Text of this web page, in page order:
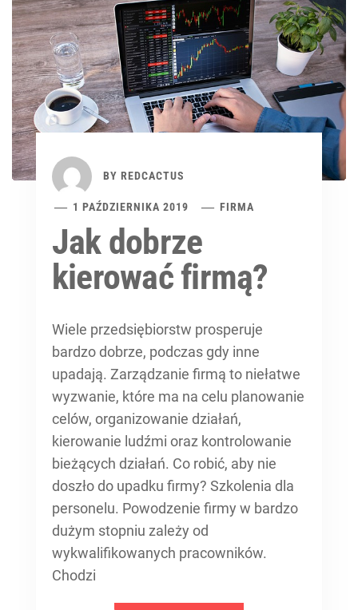
BY REDCACTUS
1 PAŹDZIERNIKA 2019 FIRMA
Jak dobrze
kierować firmą?
Wiele przedsiębiorstw prosperuje
bardzo dobrze, podczas gdy inne
upadają. Zarządzanie firmą to niełatwe
wyzwanie, które ma na celu planowanie
celów, organizowanie działań,
kierowanie ludźmi oraz kontrolowanie
bieżących działań. Co robić, aby nie
doszło do upadku firmy? Szkolenia dla
personelu. Powodzenie firmy w bardzo
dużym stopniu zależy od
wykwalifikowanych pracowników.
Chodzi